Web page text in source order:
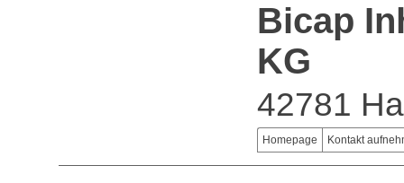
Bicap
KG
42781
Homepage Kontakt